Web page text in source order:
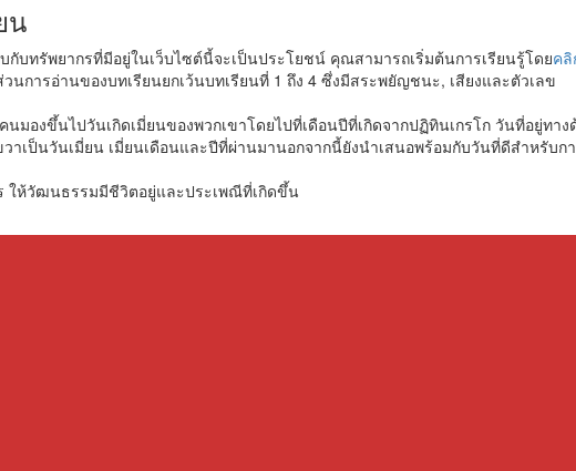
น
กับทรัพยากรที่มีอยู่ในเว็บไซต์นี้จะเป็นประโยชน์ คุณสามารถเริ่มต้นการเรียนรู้โดยค
นการอ่านของบทเรียนยกเว้นบทเรียนที่ 1 ถึง 4 ซึ่งมีสระพยัญชนะ, เสียงและตัวเลข
มองขึ้นไปวันเกิดเมี่ยนของพวกเขาโดยไปที่เดือนปีที่เกิดจากปฏิทินเกรโก วันที่อยู่ทา
เป็นวันเมี่ยน เมี่ยนเดือนและปีที่ผ่านมานอกจากนี้ยังนำเสนอพร้อมกับวันที่ดีสำหรับก
ให้วัฒนธรรมมีชีวิตอยู่และประเพณีที่เกิดขึ้น